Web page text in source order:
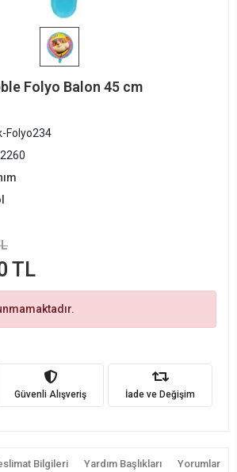
Folyo Balon 45 cm
Folyo234
TL
Güvenli Alışveriş İade ve Değişim
Bilgileri Yardım Başlıkları Yorumlar